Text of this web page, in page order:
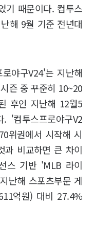
기 때문이다. 컴투스
해 9월 기준 전년대
야구V24'는 지난해
즌 중 꾸준히 10~20
후인 지난해 12월5
'컴투스프로야구V2
위권에서 시작해 시
과 비교하면 큰 차이
스 기반 'MLB 라이
난해 스포츠부문 게
억원) 대비 27.4%